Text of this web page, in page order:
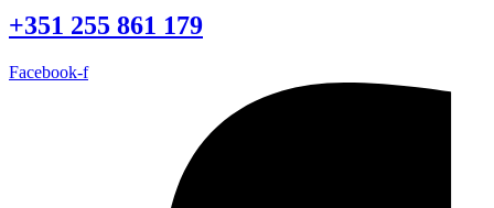
+351 255 861 179
Facebook-f